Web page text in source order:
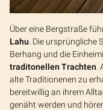
Über eine Bergstraße
Lahu . Die ursprüngliche
Berhang und die
traditonellen Trachten
alte Traditionenen zu
bereitwillig an ihrem
genäht werden und